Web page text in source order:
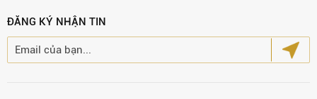
ĐĂNG KÝ NHẬN TIN